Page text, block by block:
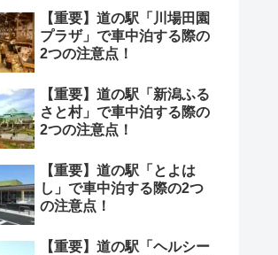
【重要】道の駅「川場田園
プラザ」で車中泊する際の
2つの注意点！
【重要】道の駅「新潟ふる
さと村」で車中泊する際の
2つの注意点！
【重要】道の駅「とよは
し」で車中泊する際の2つ
の注意点！
【重要】道の駅「ヘルシー